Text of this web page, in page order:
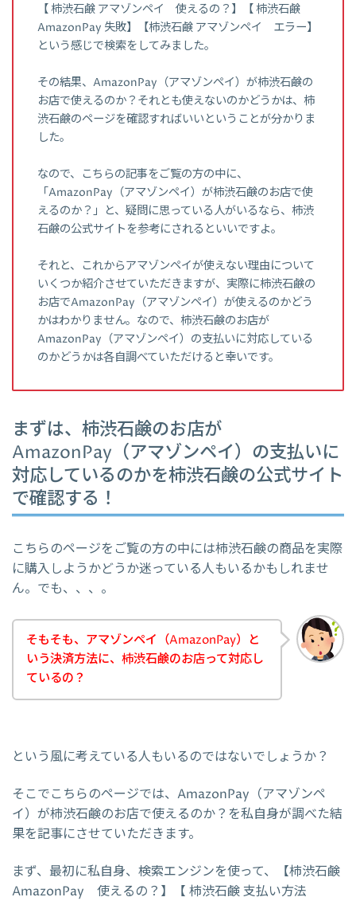
【 柿渋石鹸 アマゾンペイ 使えるの？】【 柿渋石鹸
AmazonPay 失敗】【柿渋石鹸 アマゾンペイ エラー】
という感じで検索をしてみました。
その結果、AmazonPay（アマゾンペイ）が柿渋石鹸の
お店で使えるのか？それとも使えないのかどうかは、柿
渋石鹸のページを確認すればいいということが分かりま
した。
なので、こちらの記事をご覧の方の中に、
「AmazonPay（アマゾンペイ）が柿渋石鹸のお店で使
えるのか？」と、疑問に思っている人がいるなら、柿渋
石鹸の公式サイトを参考にされるといいですよ。
それと、これからアマゾンペイが使えない理由について
いくつか紹介させていただきますが、実際に柿渋石鹸の
お店でAmazonPay（アマゾンペイ）が使えるのかどう
かはわかりません。なので、柿渋石鹸のお店が
AmazonPay（アマゾンペイ）の支払いに対応している
のかどうかは各自調べていただけると幸いです。
まずは、柿渋石鹸のお店が
AmazonPay（アマゾンペイ）の支払いに
対応しているのかを柿渋石鹸の公式サイト
で確認する！
こちらのページをご覧の方の中には柿渋石鹸の商品を実際
に購入しようかどうか迷っている人もいるかもしれませ
ん。でも、、、。
そもそも、アマゾンペイ（AmazonPay）と
いう決済方法に、柿渋石鹸のお店って対応し
ているの？
という風に考えている人もいるのではないでしょうか？
そこでこちらのページでは、AmazonPay（アマゾンペ
イ）が柿渋石鹸のお店で使えるのか？を私自身が調べた結
果を記事にさせていただきます。
まず、最初に私自身、検索エンジンを使って、【柿渋石鹸
AmazonPay 使えるの？】【 柿渋石鹸 支払い方法